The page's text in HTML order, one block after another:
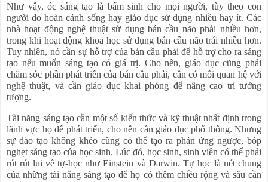
Như vậy, óc sáng tạo là bẩm sinh cho mọi người, tùy theo con
người do hoàn cảnh sống hay giáo dục sử dụng nhiều hay ít. Các
nhà hoạt động nghệ thuật sử dụng bán cầu não phải nhiều hơn,
trong khi hoạt động khoa học sử dụng bán cầu não trái nhiều hơn.
Tuy nhiên, nó cần sự hỗ trợ của bán cầu phải để hỗ trợ cho ra sáng
tạo nếu muốn sáng tạo có giá trị. Cho nên, giáo dục cũng phải
chăm sóc phần phát triển của bán cầu phải, cần có mối quan hệ với
nghệ thuật, và cần giáo dục khai phóng để nâng cao trí tưởng
tượng.
Tài năng sáng tạo cần một số kiến thức và kỹ thuật nhất định trong
lãnh vực họ để phát triển, cho nên cần giáo dục phổ thông. Nhưng
sự đào tạo không khéo cũng có thể tạo ra phản ứng ngược, bóp
nghẹt sáng tạo của học sinh. Lúc đó, học sinh, sinh viên có thể phải
rút rút lui về tự-học như Einstein và Darwin. Tự học là nét chung
của những tài năng sáng tạo để họ có thêm chiều rộng và sâu cần